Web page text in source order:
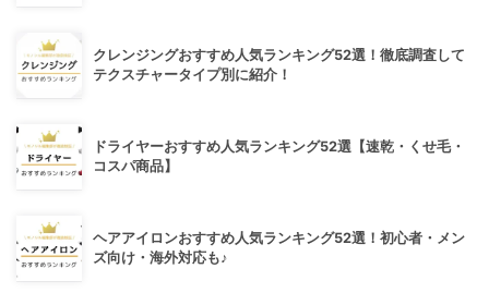
クレンジングおすすめ人気ランキング52選！徹底調査して
テクスチャータイプ別に紹介！
ドライヤーおすすめ人気ランキング52選【速乾・くせ毛・
コスパ商品】
ヘアアイロンおすすめ人気ランキング52選！初心者・メン
ズ向け・海外対応も♪